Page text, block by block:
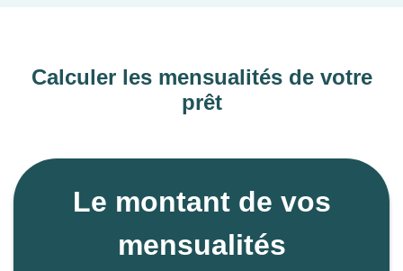
Calculer les mensualités de votre
prêt
Le montant de vos
mensualités